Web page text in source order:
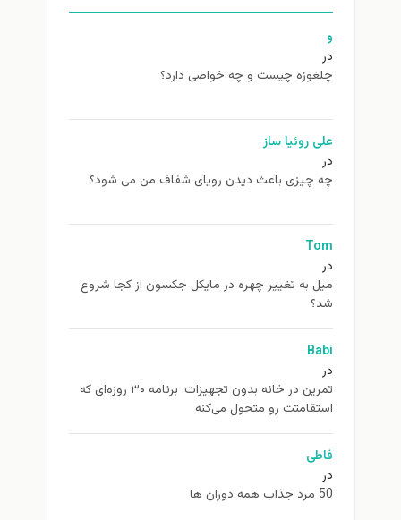
و
در
چلغوزه چیست و چه خواصی دارد؟
علی روئیا ساز
در
چه چیزی باعث دیدن رویای شفاف من می شود؟
Tom
در
ميل به تغيير چهره در مایکل جکسون از كجا شروع
شد؟
Babi
در
تمرین در خانه بدون تجهیزات: برنامه ۳۰ روزه‌ای که
استقامتت رو متحول می‌کنه
فاطی
در
50 مرد جذاب همه دوران ها